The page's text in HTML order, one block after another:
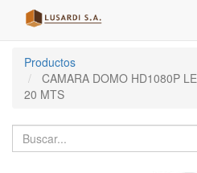
Productos
CAMARA DOMO HD1080P
20 MTS